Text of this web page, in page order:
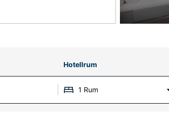
Hotellrum
1 Rum